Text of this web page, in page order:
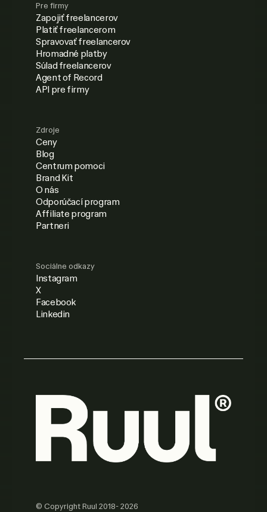
Pre firmy
Zapojiť freelancerov
Platiť freelancerom
Spravovať freelancerov
Hromadné platby
Súlad freelancerov
Agent of Record
API pre firmy
Zdroje
Ceny
Blog
Centrum pomoci
Brand Kit
O nás
Odporúčací program
Affiliate program
Partneri
© Copyright Ruul 2018- 2026
Sociálne odkazy
Instagram
X
Facebook
Linkedin